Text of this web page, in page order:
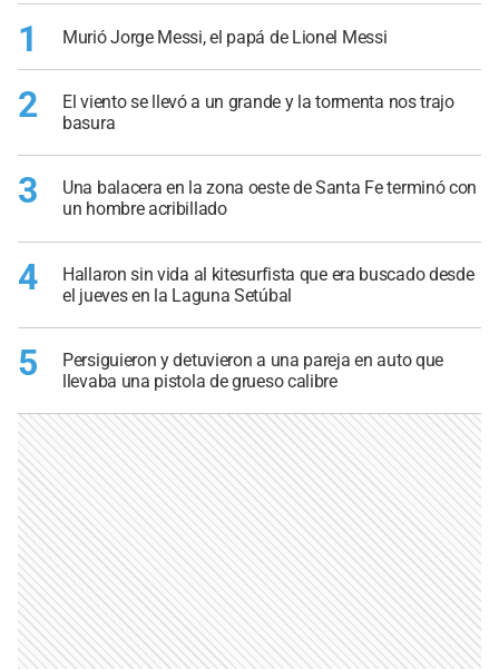
1 Murió Jorge Messi, el papá de Lionel Messi
2
El viento se llevó a un grande y la tormenta nos trajo
basura
3
Una balacera en la zona oeste de Santa Fe terminó con
un hombre acribillado
4
Hallaron sin vida al kitesurfista que era buscado desde
el jueves en la Laguna Setúbal
5
Persiguieron y detuvieron a una pareja en auto que
llevaba una pistola de grueso calibre